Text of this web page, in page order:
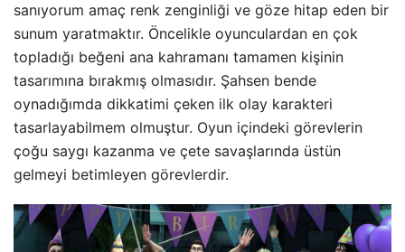
sanıyorum amaç renk zenginliği ve göze hitap eden bir
sunum yaratmaktır. Öncelikle oyunculardan en çok
topladığı beğeni ana kahramanı tamamen kişinin
tasarımına bırakmış olmasıdır. Şahsen bende
oynadığımda dikkatimi çeken ilk olay karakteri
tasarlayabilmem olmuştur. Oyun içindeki görevlerin
çoğu saygı kazanma ve çete savaşlarında üstün
gelmeyi betimleyen görevlerdir.